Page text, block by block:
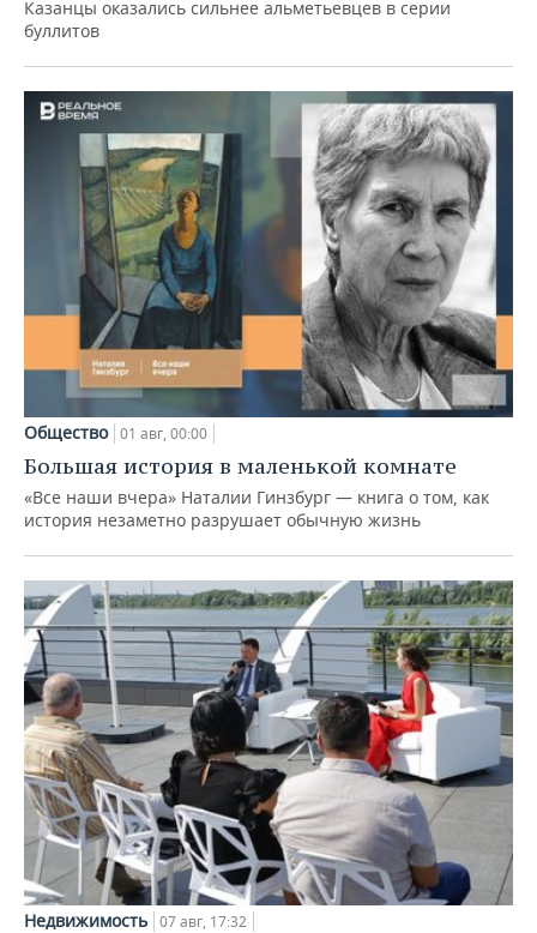
Казанцы оказались сильнее альметьевцев в серии
буллитов
Общество 01 авг, 00:00
Большая история в маленькой комнате
«Все наши вчера» Наталии Гинзбург — книга о том, как
история незаметно разрушает обычную жизнь
Недвижимость 07 авг, 17:32